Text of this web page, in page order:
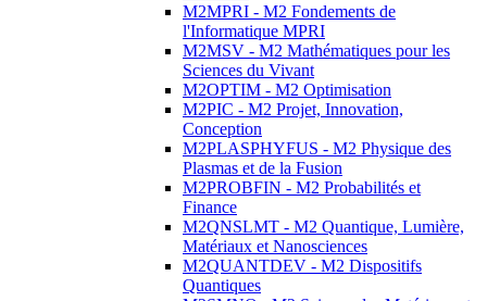
M2MPRI - M2 Fondements de
l'Informatique MPRI
M2MSV - M2 Mathématiques pour les
Sciences du Vivant
M2OPTIM - M2 Optimisation
M2PIC - M2 Projet, Innovation,
Conception
M2PLASPHYFUS - M2 Physique des
Plasmas et de la Fusion
M2PROBFIN - M2 Probabilités et
Finance
M2QNSLMT - M2 Quantique, Lumière,
Matériaux et Nanosciences
M2QUANTDEV - M2 Dispositifs
Quantiques